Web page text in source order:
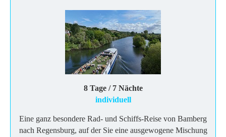
8 Tage / 7 Nächte
individuell
Eine ganz besondere Rad- und Schiffs-Reise von Bamberg
nach Regensburg, auf der Sie eine ausgewogene Mischung